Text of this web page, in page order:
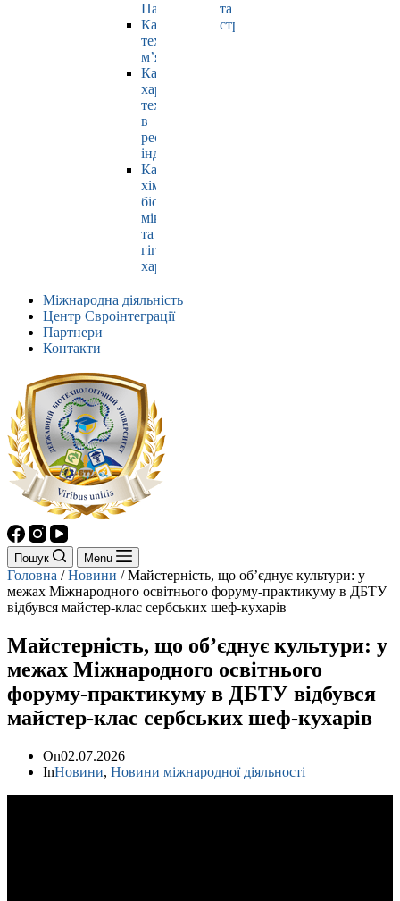
Павлюк
Кафедра
технології
м’яса
Кафедра
харчових
технологій
в
ресторанній
індустрії
Кафедра
хімії,
біохімії,
мікробіології
та
гігієни
харчування
та
страхування
Міжнародна діяльність
Центр Євроінтеграції
Партнери
Контакти
Пошук Menu
Головна /Новини /Майстерність, що об’єднує культури: у
межах Міжнародного освітнього форуму-практикуму в ДБТУ
відбувся майстер-клас сербських шеф-кухарів
Майстерність, що об’єднує культури: у
межах Міжнародного освітнього
форуму-практикуму в ДБТУ відбувся
майстер-клас сербських шеф-кухарів
On02.07.2026
InНовини, Новини міжнародної діяльності